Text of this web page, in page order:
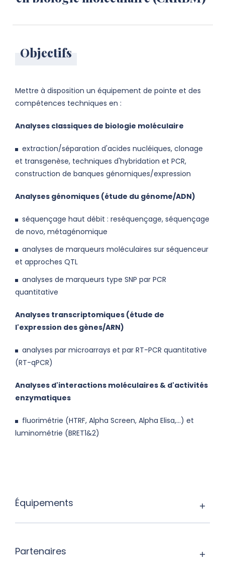
Objectifs
Mettre à disposition un équipement de pointe et des
compétences techniques en :
Analyses classiques de biologie moléculaire
extraction/séparation d'acides nucléiques, clonage
et transgenèse, techniques d'hybridation et PCR,
construction de banques génomiques/expression
Analyses génomiques (étude du génome/ADN)
séquençage haut débit : reséquençage, séquençage
de novo, métagénomique
analyses de marqueurs moléculaires sur séquenceur
et approches QTL
analyses de marqueurs type SNP par PCR
quantitative
Analyses transcriptomiques (étude de
l'expression des gènes/ARN)
analyses par microarrays et par RT-PCR quantitative
(RT-qPCR)
Analyses d'interactions moléculaires & d'activités
enzymatiques
fluorimétrie (HTRF, Alpha Screen, Alpha Elisa,...) et
luminométrie (BRET1&2)
Équipements
Partenaires